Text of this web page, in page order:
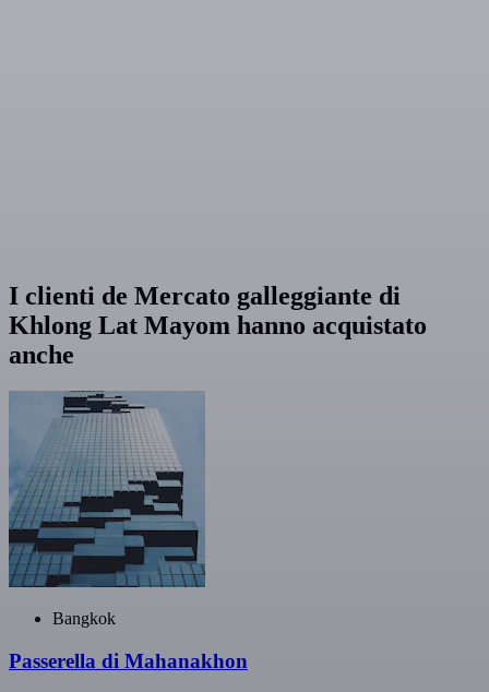
I clienti de Mercato galleggiante di
Khlong Lat Mayom hanno acquistato
anche
Bangkok
Passerella di Mahanakhon